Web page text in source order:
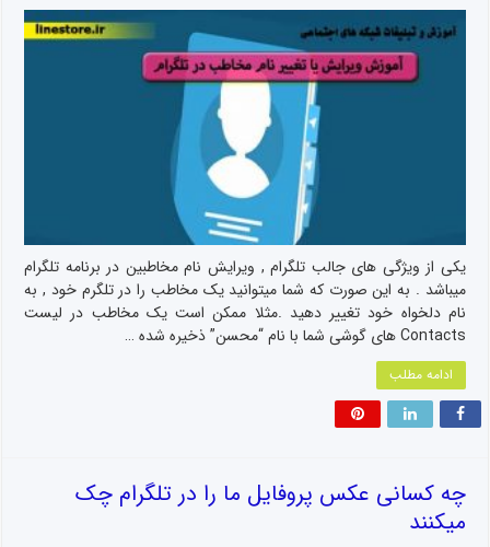
یکی از ویژگی های جالب تلگرام , ویرایش نام مخاطبین در برنامه تلگرام
میباشد . به این صورت که شما میتوانید یک مخاطب را در تلگرم خود , به
نام دلخواه خود تغییر دهید .مثلا ممکن است یک مخاطب در لیست
Contacts های گوشی شما با نام “محسن” ذخیره شده …
ادامه مطلب
چه کسانی عکس پروفایل ما را در تلگرام چک
میکنند